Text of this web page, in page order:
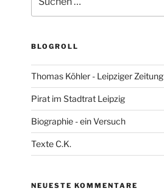
nach:
BLOGROLL
Thomas Köhler - Leipziger Zeitung
Pirat im Stadtrat Leipzig
Biographie - ein Versuch
Texte C.K.
NEUESTE KOMMENTARE